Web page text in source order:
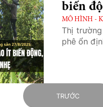
biến
MÔ HÌNH -
Thị
phê ổn
TRƯỚC